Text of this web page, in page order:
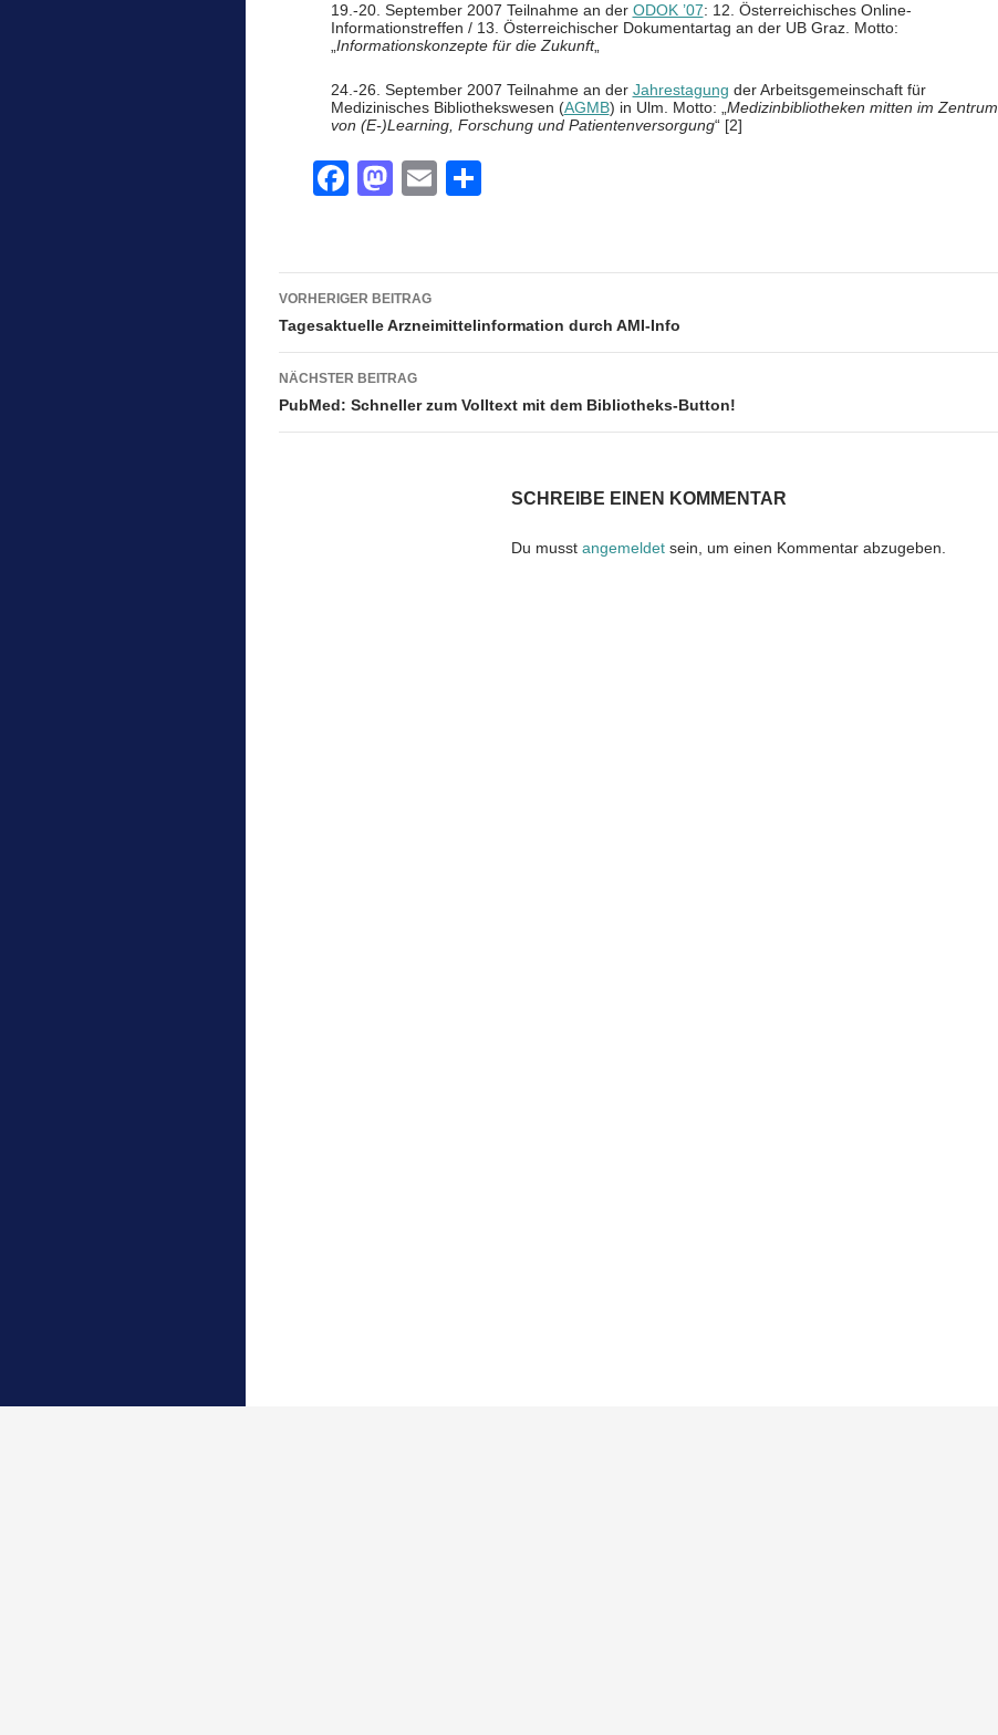
19.-20. September 2007 Teilnahme an der ODOK ’07: 12. Österreichisches Online-
Informationstreffen / 13. Österreichischer Dokumentartag an der UB Graz. Motto:
Informationskonzepte für die Zukunft„
24.-26. September 2007 Teilnahme an der Jahrestagung der Arbeitsgemeinschaft für
Medizinisches Bibliothekswesen (AGMB) in Ulm. Motto: „ Medizinbibliotheken mitten im Zentrum
von (E-)Learning, Forschung und Patientenversorgung“ [2]
F
e
b
o
o
k
M
o
d
o
n
E
n
Beitragsnavigation
VORHERIGER BEITRAG
Tagesaktuelle Arzneimittelinformation durch AMI-Info
NÄCHSTER BEITRAG
PubMed: Schneller zum Volltext mit dem Bibliotheks-Button!
SCHREIBE EINEN KOMMENTAR
Du musst angemeldet sein, um einen Kommentar abzugeben.